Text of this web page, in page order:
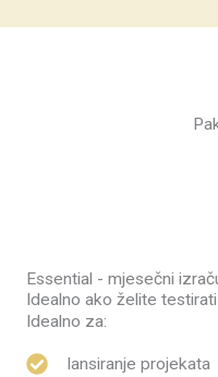
Essential - mjesečni
Idealno ako želite
Idealno za:
lansiranje projekata